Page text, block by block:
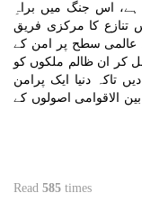
ہے، اس جنگ میں براہِ
کا مرکزی فریق
عالمی سطح پر امن کے
کر ان ظالم ملکوں کو
تاکہ دنیا ایک پرامن
الاقوامی اصولوں کے
Read 585 times